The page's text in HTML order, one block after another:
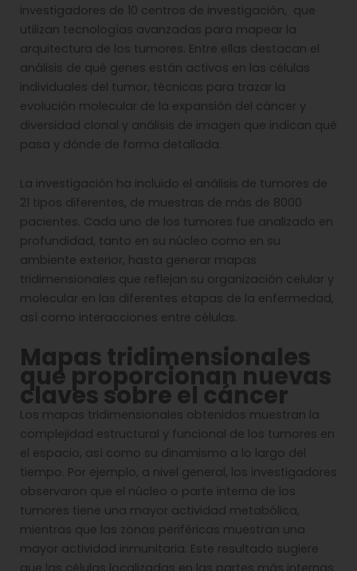
investigadores de 10 centros de investigación, que
utilizan tecnologías avanzadas para mapear la
arquitectura de los tumores. Entre ellas destacan el
análisis de qué genes están activos en las células
individuales del tumor, técnicas para trazar la
evolución molecular de la expansión del cáncer y
diversidad clonal y análisis de imagen que indican qué
pasa y dónde de forma detallada.
La investigación ha incluido el análisis de tumores de
21 tipos diferentes, de muestras de más de 8000
pacientes. Cada uno de los tumores fue analizado en
profundidad, tanto en su núcleo como en su
ambiente exterior, hasta generar mapas
tridimensionales que reflejan su organización celular y
molecular en las diferentes etapas de la enfermedad,
así como interacciones entre células.
Mapas tridimensionales
que proporcionan nuevas
claves sobre el cáncer
Los mapas tridimensionales obtenidos muestran la
complejidad estructural y funcional de los tumores en
el espacio, así como su dinamismo a lo largo del
tiempo. Por ejemplo, a nivel general, los investigadores
observaron que el núcleo o parte interna de los
tumores tiene una mayor actividad metabólica,
mientras que las zonas periféricas muestran una
mayor actividad inmunitaria. Este resultado sugiere
que las células localizadas en las partes más internas